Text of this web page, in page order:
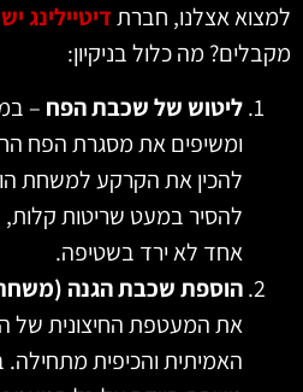
אצלנו, חברתדיטיילינג ישראל
מה כלול בניקיון:
ליטוש של שכבת הפח–
ומשיפים את מסגרת הפח
להכין את הקרקע למשחת
להסיר במעט שריטות קלות,
אחד לא ירד בשטיפה.
הוספת שכבת הגנה (משחת
את המעטפת החיצונית של
האמיתית והכיפית מתחילה.